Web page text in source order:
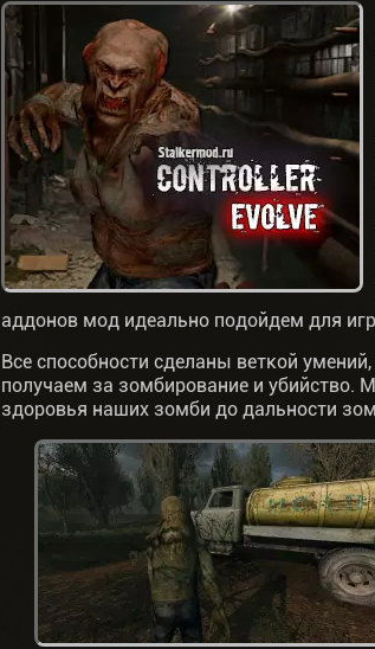
аддонов мод идеально подойдем для
Все способности сделаны веткой
получаем за зомбирование и убийство.
здоровья наших зомби до дальности